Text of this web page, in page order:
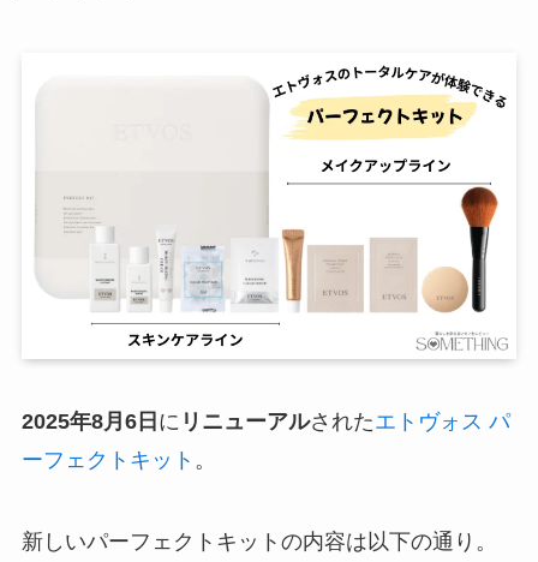
2025年8月6日 に リニューアルされたエトヴォス パ
ーフェクトキット 。
新しいパーフェクトキットの内容は以下の通り。